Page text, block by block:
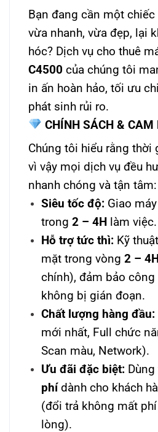
Bạn đang cần một
vừa nhanh, vừa đẹp, lại
hóc? Dịch vụ cho thuê
C4500 của chúng tôi
in ấn hoàn hảo, tối ưu
phát sinh rủi ro.
CHÍNH SÁCH & CAM
Chúng tôi hiểu rằng thời
vì vậy mọi dịch vụ đều
nhanh chóng và tận tâm:
Siêu tốc độ:Giao
trong 2 – 4Hlàm việc.
Hỗ trợ tức thì:Kỹ
mặt trong vòng 2 –
chính), đảm bảo công
không bị gián đoạn.
Chất lượng hàng đầu:
mới nhất, Full chức
Scan màu, Network).
Ưu đãi đặc biệt:Dùng
phídành cho khách
(đổi trả không mất
lòng).